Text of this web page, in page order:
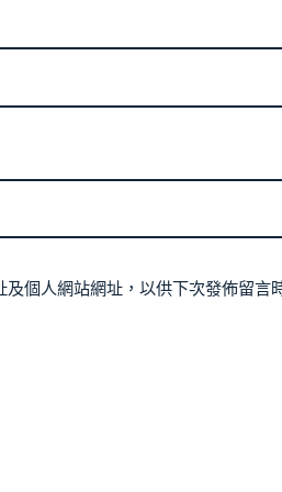
個人網站網址，以供下次發佈留言